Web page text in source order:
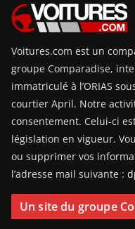
Voitures.com est un
groupe Comparadise,
immatriculé à l’ORIAS
courtier April. Notre
consentement. Celui-ci
législation en vigueur.
ou supprimer vos
l’adresse mail suivante :
Un site du groupe